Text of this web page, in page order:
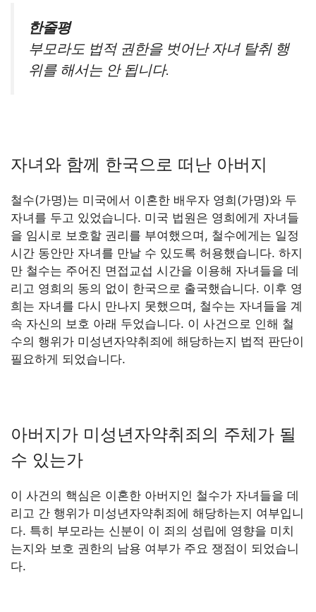
한줄평
부모라도 법적 권한을 벗어난 자녀 탈취 행
위를 해서는 안 됩니다.
자녀와 함께 한국으로 떠난 아버지
철수(가명)는 미국에서 이혼한 배우자 영희(가명)와 두
자녀를 두고 있었습니다. 미국 법원은 영희에게 자녀들
을 임시로 보호할 권리를 부여했으며, 철수에게는 일정
시간 동안만 자녀를 만날 수 있도록 허용했습니다. 하지
만 철수는 주어진 면접교섭 시간을 이용해 자녀들을 데
리고 영희의 동의 없이 한국으로 출국했습니다. 이후 영
희는 자녀를 다시 만나지 못했으며, 철수는 자녀들을 계
속 자신의 보호 아래 두었습니다. 이 사건으로 인해 철
수의 행위가 미성년자약취죄에 해당하는지 법적 판단이
필요하게 되었습니다.
아버지가 미성년자약취죄의 주체가 될
수 있는가
이 사건의 핵심은 이혼한 아버지인 철수가 자녀들을 데
리고 간 행위가 미성년자약취죄에 해당하는지 여부입니
다. 특히 부모라는 신분이 이 죄의 성립에 영향을 미치
는지와 보호 권한의 남용 여부가 주요 쟁점이 되었습니
다.